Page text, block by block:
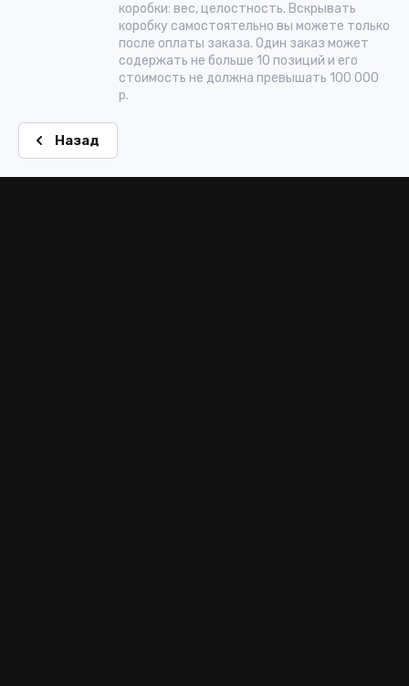
коробки: вес, целостность. Вскрывать
коробку самостоятельно вы можете только
после оплаты заказа. Один заказ может
содержать не больше 10 позиций и его
стоимость не должна превышать 100 000
р.
Назад